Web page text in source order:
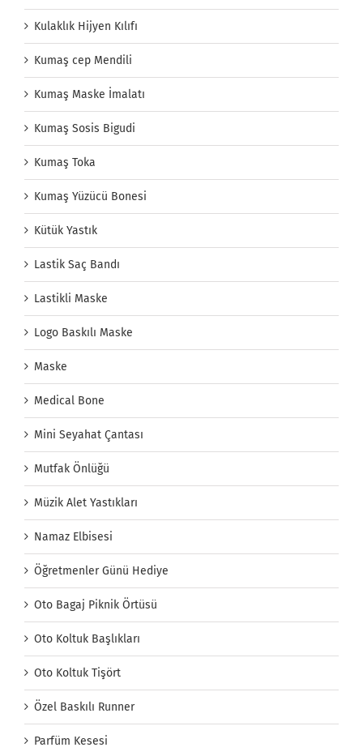
Kulaklık Hijyen Kılıfı
Kumaş cep Mendili
Kumaş Maske İmalatı
Kumaş Sosis Bigudi
Kumaş Toka
Kumaş Yüzücü Bonesi
Kütük Yastık
Lastik Saç Bandı
Lastikli Maske
Logo Baskılı Maske
Maske
Medical Bone
Mini Seyahat Çantası
Mutfak Önlüğü
Müzik Alet Yastıkları
Namaz Elbisesi
Öğretmenler Günü Hediye
Oto Bagaj Piknik Örtüsü
Oto Koltuk Başlıkları
Oto Koltuk Tişört
Özel Baskılı Runner
Parfüm Kesesi